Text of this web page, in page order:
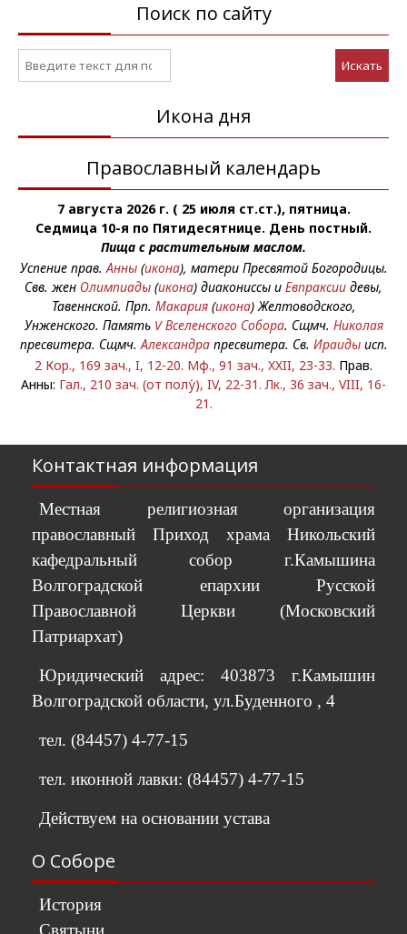
Поиск по сайту
Искать
Икона дня
Православный календарь
7 августа 2026 г. ( 25 июля ст.ст.), пятница.
Седмица 10-я по Пятидесятнице. День постный.
Пища с растительным маслом.
Успение прав.Анны(икона), матери Пресвятой Богородицы.
Свв. жен Олимпиады (икона) диакониссы и Евпраксии девы,
Тавеннской. Прп. Макария(икона) Желтоводского,
Унженского. Память V Вселенского Собора. Сщмч. Николая
пресвитера. Сщмч.Александрапресвитера. Св. Ираидыисп.
2 Кор., 169 зач., I, 12-20. Мф., 91 зач., XXII, 23-33. Прав.
Анны: Гал., 210 зач. (от полу́), IV, 22-31. Лк., 36 зач., VIII, 16-
21.
Контактная информация
Местная религиозная организация
православный Приход храма Никольский
кафедральный собор г.Камышина
Волгоградской епархии Русской
Православной Церкви (Московский
Патриархат)
Юридический адрес: 403873 г.Камышин
Волгоградской области, ул.Буденного , 4
тел. (84457) 4-77-15
тел. иконной лавки: (84457) 4-77-15
Действуем на основании устава
О Соборе
История
Святыни